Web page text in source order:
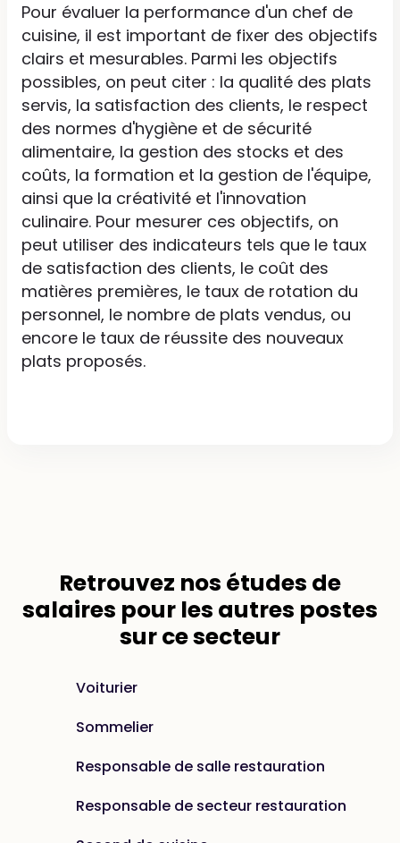
Pour évaluer la performance d'un chef de
cuisine, il est important de fixer des objectifs
clairs et mesurables. Parmi les objectifs
possibles, on peut citer : la qualité des plats
servis, la satisfaction des clients, le respect
des normes d'hygiène et de sécurité
alimentaire, la gestion des stocks et des
coûts, la formation et la gestion de l'équipe,
ainsi que la créativité et l'innovation
culinaire. Pour mesurer ces objectifs, on
peut utiliser des indicateurs tels que le taux
de satisfaction des clients, le coût des
matières premières, le taux de rotation du
personnel, le nombre de plats vendus, ou
encore le taux de réussite des nouveaux
plats proposés.
Retrouvez nos études de
salaires pour les autres postes
sur ce secteur
Voiturier
Sommelier
Responsable de salle restauration
Responsable de secteur restauration